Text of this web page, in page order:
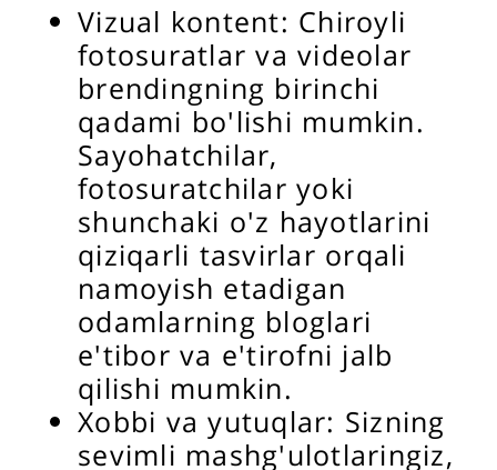
Vizual kontent: Chiroyli
fotosuratlar va videolar
brendingning birinchi
qadami bo'lishi mumkin.
Sayohatchilar,
fotosuratchilar yoki
shunchaki o'z hayotlarini
qiziqarli tasvirlar orqali
namoyish etadigan
odamlarning bloglari
e'tibor va e'tirofni jalb
qilishi mumkin.
Xobbi va yutuqlar: Sizning
sevimli mashg'ulotlaringiz,